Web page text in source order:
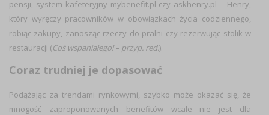
pensji, system kafeteryjny mybenefit.pl czy askhenry.pl – Henry,
który wyręczy pracowników w obowiązkach życia codziennego,
robiąc zakupy, zanosząc rzeczy do pralni czy rezerwując stolik w
restauracji (Coś wspaniałego! – przyp. red.).
Coraz trudniej je dopasować
Podążając za trendami rynkowymi, szybko może okazać się, że
mnogość zaproponowanych benefitów wcale nie jest dla